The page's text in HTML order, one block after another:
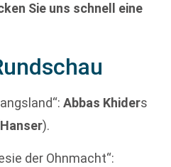
Sie uns schnell eine
Abbas Khiders
Hanser).
der Ohnmacht“: